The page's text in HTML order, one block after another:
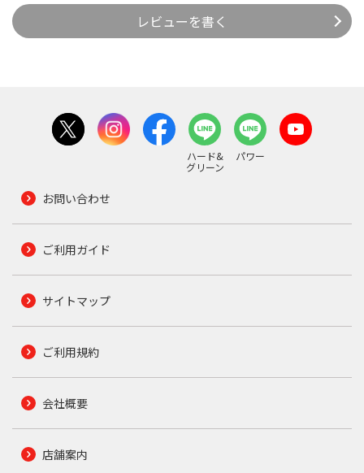
レビューを書く
ハード&
グリーン
パワー
お問い合わせ
ご利用ガイド
サイトマップ
ご利用規約
会社概要
店舗案内